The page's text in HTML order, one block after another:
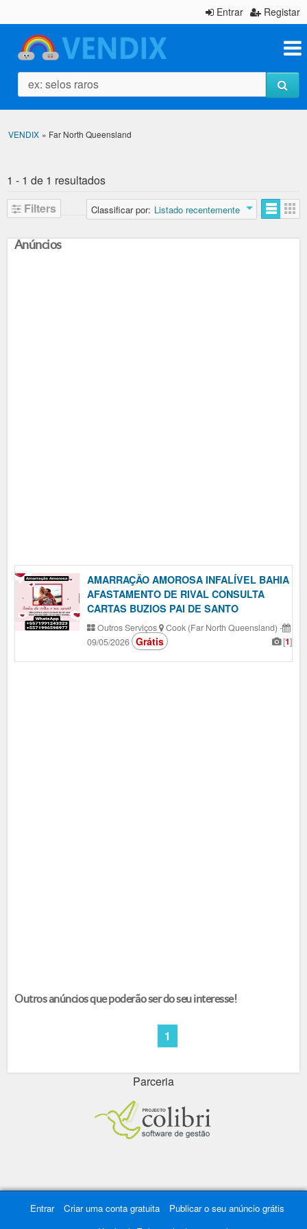
Entrar Registar
ex: selos raros
VENDIX » Far North Queensland
1 - 1 de 1 resultados
Filters
Classificar por: Listado recentemente
Anúncios
AMARRAÇÃO AMOROSA INFALÍVEL BAHIA
AFASTAMENTO DE RIVAL CONSULTA
CARTAS BUZIOS PAI DE SANTO
Outros Serviços Cook (Far North Queensland) -
09/05/2026
[1]
Grátis
Outros anúncios que poderão ser do seu interesse!
1
Parceria
Entrar Criar uma conta gratuita Publicar o seu anúncio grátis